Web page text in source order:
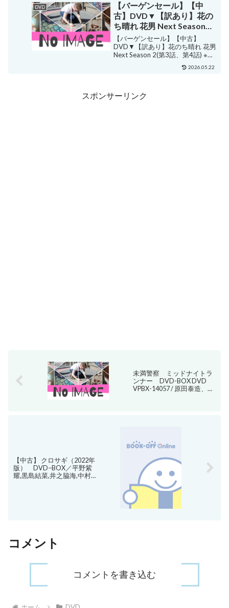
DVD
【バーゲンセール】【中
古】DVD▼【訳あり】花の
ち晴れ 花男 Next Season
2(第3話、第4話) ※ディスク
のみ レンタル落ち ケース無
【バーゲンセール】【中古】
DVD▼【訳あり】花のち晴れ 花男
Next Season 2(第3話、第4話) ※デ
ィスクのみ レンタル落ち ケース無
販売価格¥294ショップ名あんらん
2026.05.22
スポンサーリンク
未満警察 ミッドナイトラ
ンナー DVD-BOX DVD
VPBX-14057 / 原田泰造、中
【中古】 クロサギ（2022年
版） DVD−BOX／平野紫
耀,黒島結菜,井之脇海,中村
コメント
コメントを書き込む